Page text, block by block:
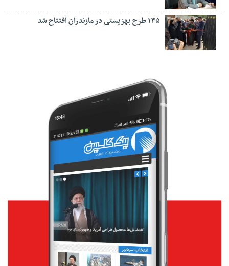
۱۳۵ طرح بهزیستی در مازندران افتتاح شد